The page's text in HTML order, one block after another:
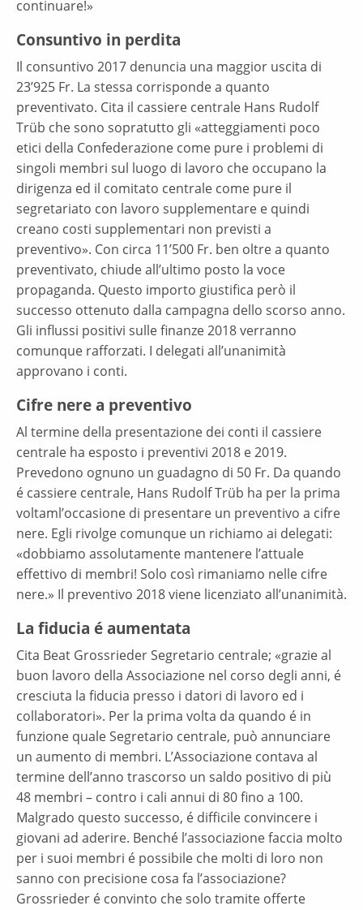
continuare!»
Consuntivo in perdita
Il consuntivo 2017 denuncia una maggior uscita di
23’925 Fr. La stessa corrisponde a quanto
preventivato. Cita il cassiere centrale Hans Rudolf
Trüb che sono sopratutto gli «atteggiamenti poco
etici della Confederazione come pure i problemi di
singoli membri sul luogo di lavoro che occupano la
dirigenza ed il comitato centrale come pure il
segretariato con lavoro supplementare e quindi
creano costi supplementari non previsti a
preventivo». Con circa 11’500 Fr. ben oltre a quanto
preventivato, chiude all’ultimo posto la voce
propaganda. Questo importo giustifica però il
successo ottenuto dalla campagna dello scorso anno.
Gli influssi positivi sulle finanze 2018 verranno
comunque rafforzati. I delegati all’unanimità
approvano i conti.
Cifre nere a preventivo
Al termine della presentazione dei conti il cassiere
centrale ha esposto i preventivi 2018 e 2019.
Prevedono ognuno un guadagno di 50 Fr. Da quando
é cassiere centrale, Hans Rudolf Trüb ha per la prima
voltaml’occasione di presentare un preventivo a cifre
nere. Egli rivolge comunque un richiamo ai delegati:
«dobbiamo assolutamente mantenere l’attuale
effettivo di membri! Solo così rimaniamo nelle cifre
nere.» Il preventivo 2018 viene licenziato all’unanimità.
La fiducia é aumentata
Cita Beat Grossrieder Segretario centrale; «grazie al
buon lavoro della Associazione nel corso degli anni, é
cresciuta la fiducia presso i datori di lavoro ed i
collaboratori». Per la prima volta da quando é in
funzione quale Segretario centrale, può annunciare
un aumento di membri. L’Associazione contava al
termine dell’anno trascorso un saldo positivo di più
48 membri – contro i cali annui di 80 fino a 100.
Malgrado questo successo, é difficile convincere i
giovani ad aderire. Benché l’associazione faccia molto
per i suoi membri é possibile che molti di loro non
sanno con precisione cosa fa l’associazione?
Grossrieder é convinto che solo tramite offerte